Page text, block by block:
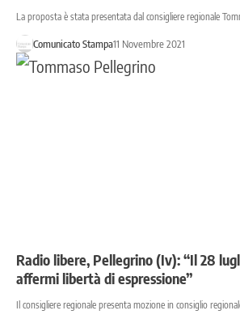
La proposta è stata presentata dal consigliere regionale
Comunicato Stampa11 Novembre 2021
Radio libere, Pellegrino (Iv): “Il 28
affermi libertà di espressione”
Il consigliere regionale presenta mozione in consiglio